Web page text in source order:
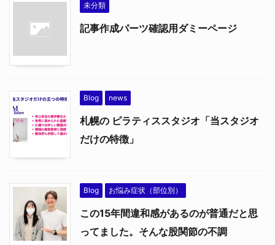
未分類
記事作成パーツ確認用ダミーページ
Blog news
札幌の ピラティススタジオ「当スタジオ
だけの特徴」
Blog お悩み症状（部位別）
この15年間違和感があるのが普通だと思
ってました。そんな股関節の不調